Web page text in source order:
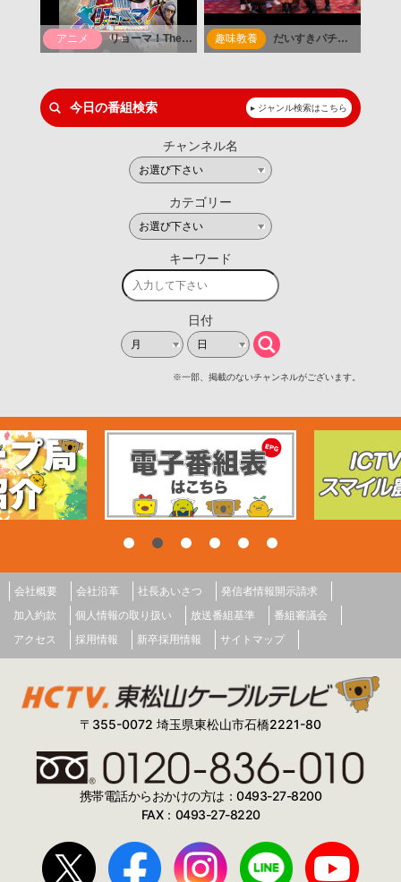
会社概要 会社沿革 社長あいさつ
発信者情報開示請求
加入約款
個人情報の取り扱い 放送番組基準
番組審議会
アクセス
採用情報 新卒採用情報 サイトマップ
〒355-0072 埼玉県東松山市石橋2221-80
携帯電話からおかけの方は：0493-27-8200
FAX：0493-27-8220